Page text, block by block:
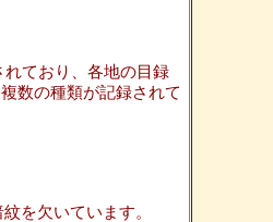
ており、各地の目録
数の種類が記録されて
を欠いています。